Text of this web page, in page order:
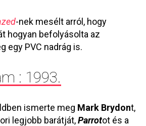
-nek mesélt arról, hogy
hogyan befolyásolta az
egy PVC nadrág is.
: 1993.
ismerte meg Mark Brydont,
legjobb barátját,Parrotot és a